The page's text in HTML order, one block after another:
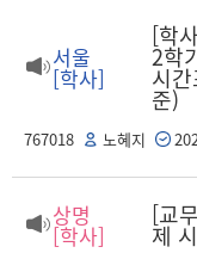
서울
[학사]
[학
2학
시
준)
767018 노혜지
상명
[학사]
[교
제